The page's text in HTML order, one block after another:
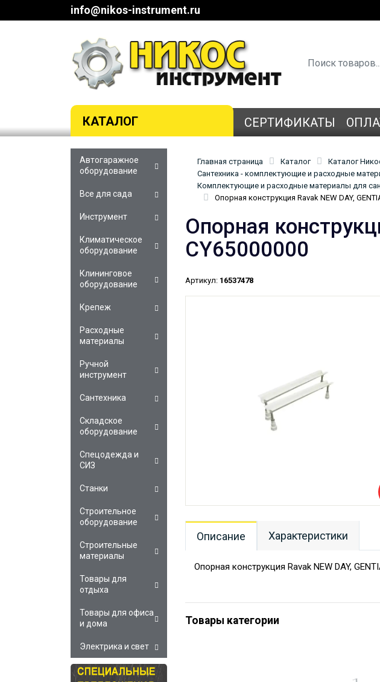
info@nikos-instrument.ru
КАТАЛОГ СЕРТИФИКАТЫ
Главная страница Каталог
Каталог
Сантехника - комплектующие и расходные
Комплектующие и расходные материалы для
Опорная конструкция Ravak NEW DAY,
Опорная
CY65000000
Артикул: 16537478
Описание Характеристики
Опорная конструкция Ravak NEW DAY,
Товары категории
Автогаражное
оборудование
Все для сада
Инструмент
Климатическое
оборудование
Клининговое
оборудование
Крепеж
Расходные
материалы
Ручной
инструмент
Сантехника
Складское
оборудование
Спецодежда и
СИЗ
Станки
Строительное
оборудование
Строительные
материалы
Товары для
отдыха
Товары для офиса
и дома
Электрика и свет